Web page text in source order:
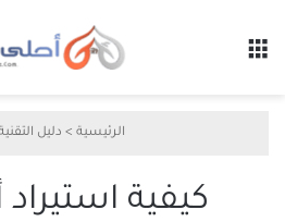
الرئيسية > دليل
كيفية